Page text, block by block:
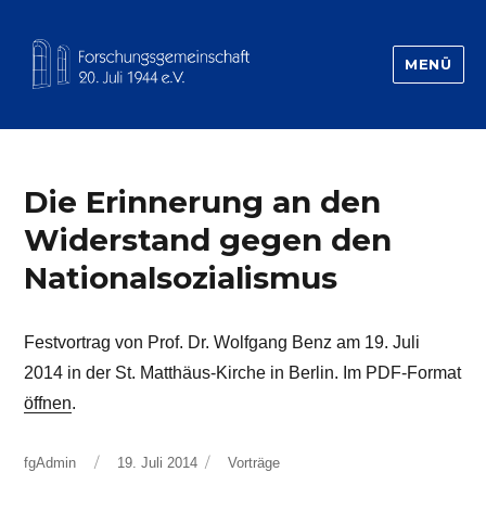
Forschungsgemeinschaft 20.Juli 1944
MENÜ
Die Erinnerung an den
Widerstand gegen den
Nationalsozialismus
Festvortrag von Prof. Dr. Wolfgang Benz am 19. Juli
2014 in der St. Matthäus-Kirche in Berlin. Im PDF-Format
öffnen.
Autor
fgAdmin
Veröffentlicht
19. Juli 2014 Kategorien
Vorträge